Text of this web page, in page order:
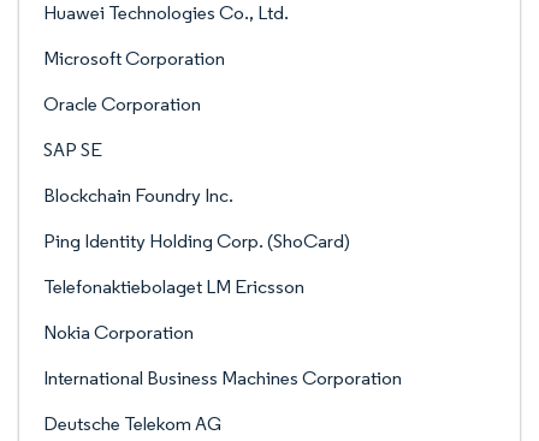
Huawei Technologies Co., Ltd.
Microsoft Corporation
Oracle Corporation
SAP SE
Blockchain Foundry Inc.
Ping Identity Holding Corp. (ShoCard)
Telefonaktiebolaget LM Ericsson
Nokia Corporation
International Business Machines Corporation
Deutsche Telekom AG